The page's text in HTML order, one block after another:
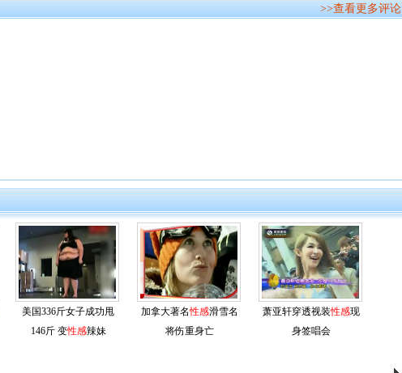
>>查看更多评论
美国336斤女子成功甩
146斤 变性感辣妹
加拿大著名性感滑雪名
将伤重身亡
萧亚轩穿透视装性感现
身签唱会